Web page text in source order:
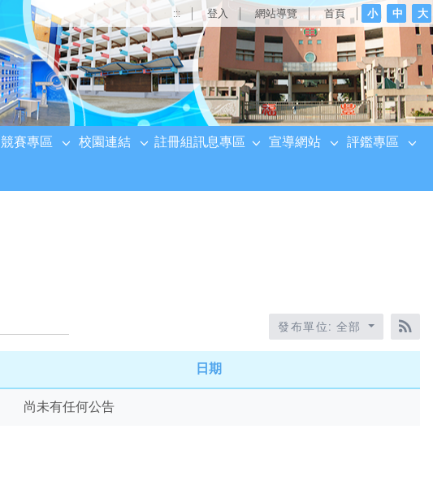
::: 登入 網站導覽 首頁 小 中 大
競賽專區 校園連結 註冊組訊息專區 宣導網站 評鑑專區
發布單位: 全部
日期
尚未有任何公告